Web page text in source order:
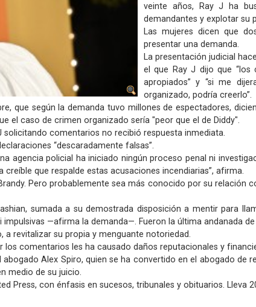
veinte años, Ray J ha
demandantes y explotar su
Las mujeres dicen que
presentar una demanda.
La presentación judicial
el que Ray J dijo que “los
apropiados” y “si me
organizado, podría creerlo”.
que según la demanda tuvo millones de espectadores,
el caso de crimen organizado sería "peor que el de Diddy".
comentarios no recibió respuesta inmediata.
“descaradamente falsas”.
agencia policial ha iniciado ningún proceso penal ni
que respalde estas acusaciones incendiarias”, afirma.
Pero probablemente sea más conocido por su relación
sumada a su demostrada disposición a mentir para
—afirma la demanda—. Fueron la última andanada
revitalizar su propia y menguante notoriedad.
los comentarios les ha causado daños reputacionales y
Alex Spiro, quien se ha convertido en el abogado
medio de su juicio.
Press, con énfasis en sucesos, tribunales y obituarios. Lleva